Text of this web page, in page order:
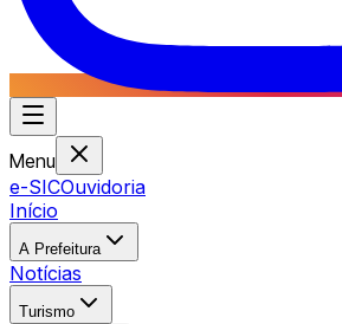
Menu
e-SICOuvidoria
Início
A Prefeitura
Notícias
Turismo